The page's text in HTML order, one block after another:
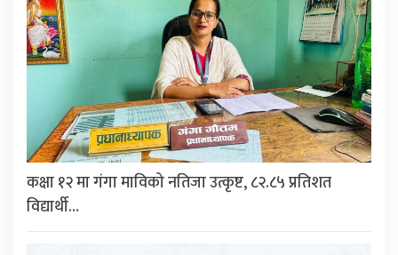
कक्षा १२ मा गंगा माविको नतिजा उत्कृष्ट, ८२.८५ प्रतिशत
विद्यार्थी…